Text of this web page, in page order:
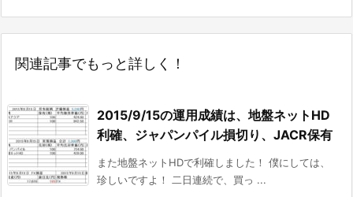
関連記事でもっと詳しく！
2015/9/15の運用成績は、地盤ネットHD
利確、ジャパンパイル損切り、JACR保有
また地盤ネットHDで利確しました！ 僕にしては、
珍しいですよ！ 二日連続で、買っ ...